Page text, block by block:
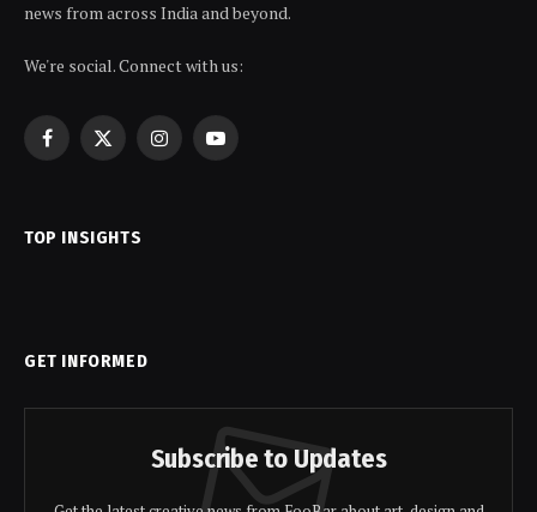
news from across India and beyond.
We're social. Connect with us:
Facebook
X
InstagramYouTube
TOP INSIGHTS
GET INFORMED
Subscribe to Updates